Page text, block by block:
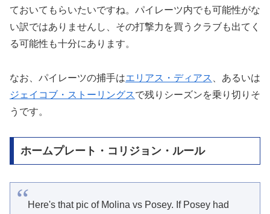
ておいてもらいたいですね。パイレーツ内でも可能性がな
い訳ではありませんし、その打撃力を買うクラブも出てく
る可能性も十分にあります。
なお、パイレーツの捕手はエリアス・ディアス
、あるいは
ジェイコブ・ストーリングスで残りシーズンを乗り切りそ
うです。
ホームプレート・コリジョン・ルール
Here's that pic of Molina vs Posey. If Posey had